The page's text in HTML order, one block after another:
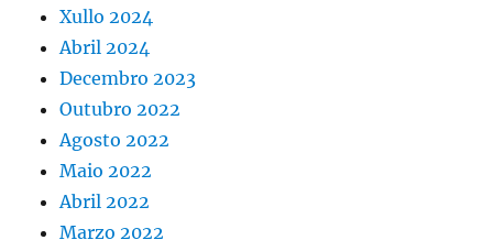
Xullo 2024
Abril 2024
Decembro 2023
Outubro 2022
Agosto 2022
Maio 2022
Abril 2022
Marzo 2022